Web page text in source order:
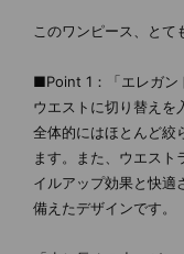
このワンピース、とて
■Point 1：「エレガン
ウエストに切り替えを
全体的にはほとんど絞
ます。また、ウエスト
イルアップ効果と快適
備えたデザインです。